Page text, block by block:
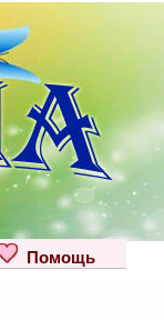
Помощь